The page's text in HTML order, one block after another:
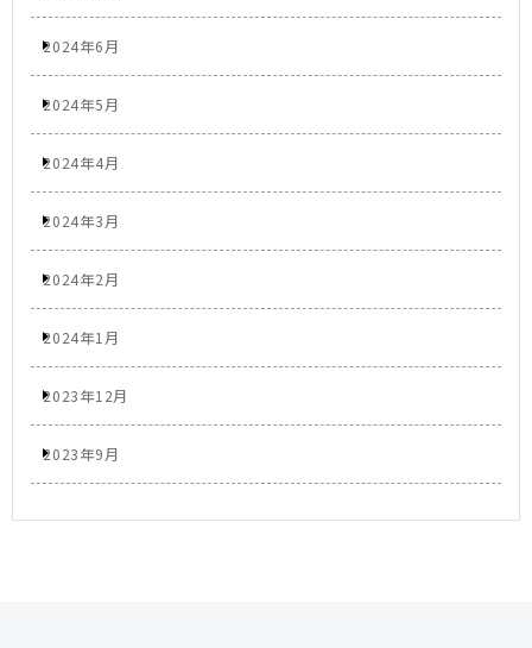
2024年6月
2024年5月
2024年4月
2024年3月
2024年2月
2024年1月
2023年12月
2023年9月